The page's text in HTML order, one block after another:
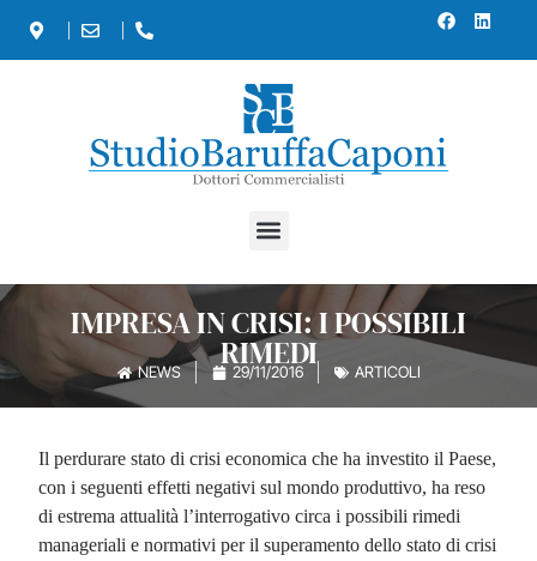
IMPRESA IN CRISI: I POSSIBILI
RIMEDI
NEWS 29/11/2016 ARTICOLI
Il perdurare stato di crisi economica che ha investito il Paese,
con i seguenti effetti negativi sul mondo produttivo, ha reso
di estrema attualità l’interrogativo circa i possibili rimedi
manageriali e normativi per il superamento dello stato di crisi